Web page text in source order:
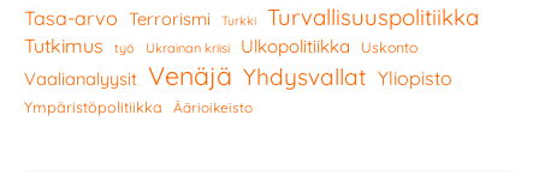
Tasa-arvo Terrorismi Turkki Turvallisuuspolitiikka
Tutkimus työ Ukrainan kriisi Ulkopolitiikka Uskonto
Vaalianalyysit Venäjä Yhdysvallat Yliopisto
Ympäristöpolitiikka Äärioikeisto